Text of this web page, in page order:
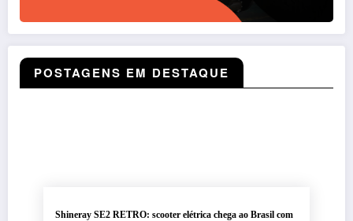
POSTAGENS EM DESTAQUE
Shineray SE2 RETRO: scooter elétrica chega ao Brasil com